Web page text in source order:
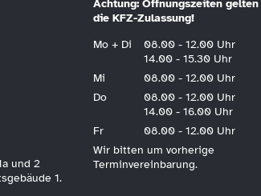
und 2
1.
Achtung: Öffnungszeiten
die KFZ-Zulassung!
Mo + Di
08.00 - 12.00 Uhr
14.00 - 15.30 Uhr
Mi
08.00 - 12.00 Uhr
Do
08.00 - 12.00 Uhr
14.00 - 16.00 Uhr
Fr
08.00 - 12.00 Uhr
Wir bitten um vorherige
Terminvereinbarung.